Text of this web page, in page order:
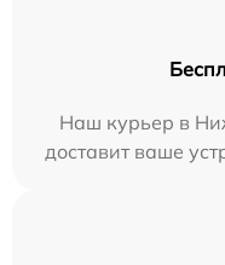
Наш курьер в
доставит ваше